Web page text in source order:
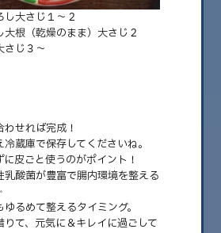
し大さじ１〜２
大根（乾燥のまま）大さじ２
さじ３〜
せれば完成！
蔵庫で保存してくださいね。
皮ごと使うのがポイント！
乳酸菌が豊富で腸内環境を整える
るめて整えるタイミング。
りて、元気に＆キレイに過ごして